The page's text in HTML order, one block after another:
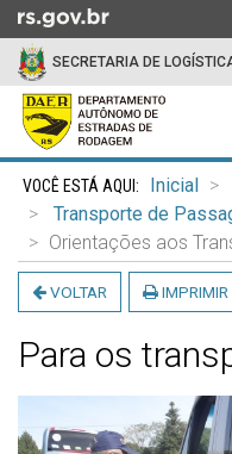
para
conteúdo
para
menu
para
SECRETARIA DE
Início
conteúdo
Inicial
Transporte de
Orientações aos
VOLTAR IMPRIMIR
Para os